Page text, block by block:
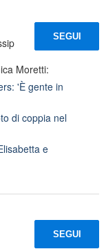
SEGUI
Moretti:
'È gente in
di coppia nel
e
SEGUI